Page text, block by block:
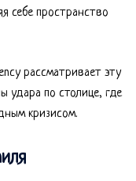
себе пространство
рассматривает эту
удара по столице, где
кризисом.